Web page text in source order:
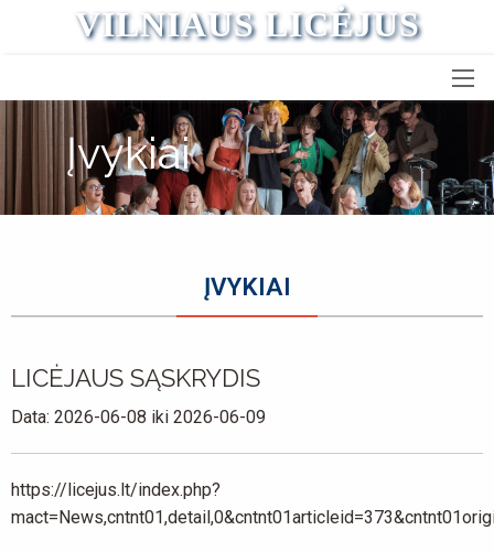
VILNIAUS LICĖJUS
Įvykiai
ĮVYKIAI
LICĖJAUS SĄSKRYDIS
Data: 2026-06-08 iki 2026-06-09
https://licejus.lt/index.php?